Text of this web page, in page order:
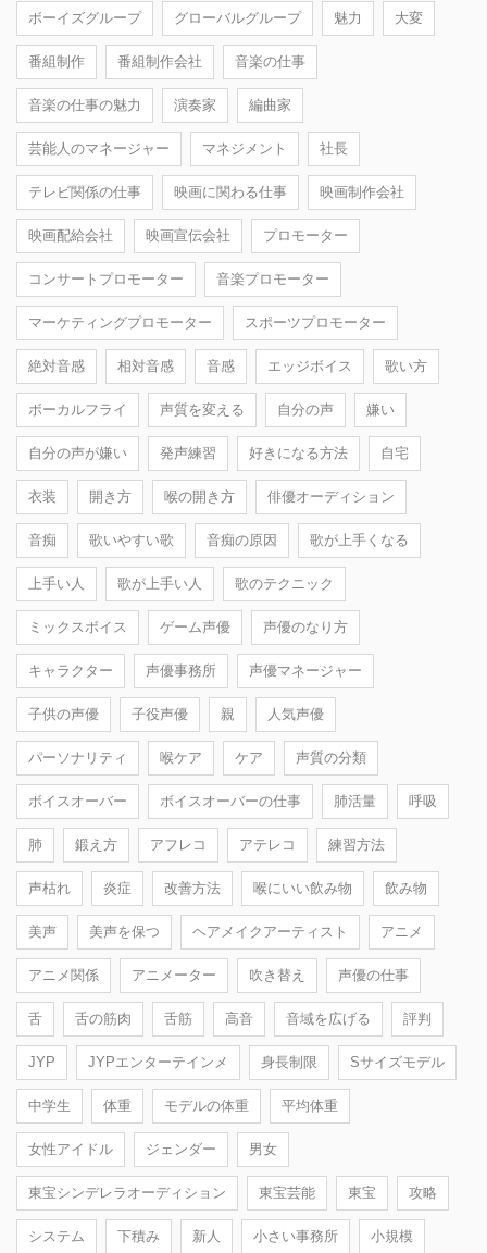
ボーイズグループ グローバルグループ 魅力 大変
番組制作 番組制作会社 音楽の仕事
音楽の仕事の魅力 演奏家 編曲家
芸能人のマネージャー マネジメント 社長
テレビ関係の仕事 映画に関わる仕事 映画制作会社
映画配給会社 映画宣伝会社 プロモーター
コンサートプロモーター 音楽プロモーター
マーケティングプロモーター スポーツプロモーター
絶対音感 相対音感 音感 エッジボイス 歌い方
ボーカルフライ 声質を変える 自分の声 嫌い
自分の声が嫌い 発声練習 好きになる方法 自宅
衣装 開き方 喉の開き方 俳優オーディション
音痴 歌いやすい歌 音痴の原因 歌が上手くなる
上手い人 歌が上手い人 歌のテクニック
ミックスボイス ゲーム声優 声優のなり方
キャラクター 声優事務所 声優マネージャー
子供の声優 子役声優 親 人気声優
パーソナリティ 喉ケア ケア 声質の分類
ボイスオーバー ボイスオーバーの仕事 肺活量 呼吸
肺 鍛え方 アフレコ アテレコ 練習方法
声枯れ 炎症 改善方法 喉にいい飲み物 飲み物
美声 美声を保つ ヘアメイクアーティスト アニメ
アニメ関係 アニメーター 吹き替え 声優の仕事
舌 舌の筋肉 舌筋 高音 音域を広げる 評判
JYP JYPエンターテインメ 身長制限 Sサイズモデル
中学生 体重 モデルの体重 平均体重
女性アイドル ジェンダー 男女
東宝シンデレラオーディション 東宝芸能 東宝 攻略
システム 下積み 新人 小さい事務所 小規模